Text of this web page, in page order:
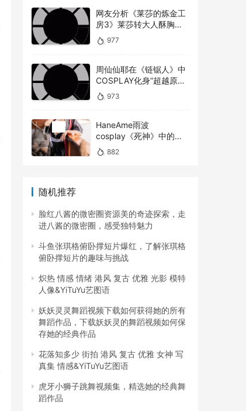
网友分析《莱莎的炼金工
房3》莱莎转大人酥胸蜜
大腿对比以前超有感！
977
周仙仙耶在《链锯人》中
COSPLAY化身“超越原版”
的玛奇玛
973
HaneAme雨波
cosplay《死神》中的松
本乱菊
882
随机推荐
脸红八酱的微密圈资源美的奇迹探索，走
进八酱的微密圈，感受独特魅力
斗鱼张琪格俯卧撑短片爆红，了解张琪格
俯卧撑短片的趣味与挑战
炽热 情感 情绪 港风 复古 优雅 光影 模特
人像&YiTuYu艺图语
妖妖灵灵舞蹈视频下载如何获得她的所有
舞蹈作品，下载妖妖灵的舞蹈视频如何保
存她的经典作品
花落知多少 街拍 港风 复古 优雅 女神 写
真集 情感&YiTuYu艺图语
虎牙小狮子跳舞视频集，精选她的经典舞
蹈作品